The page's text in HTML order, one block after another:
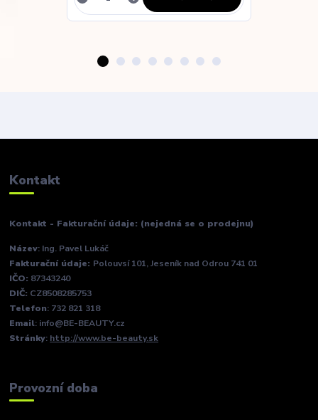
Kontakt
Kontakt - Fakturační údaje: (nejedná se o prodejnu)
Název: Ing. Pavel Lukáč
Fakturační údaje: Polouvsí 101, Jeseník nad Odrou 741 01
IČO: 87343240
DIČ: CZ8508285753
Telefon: 732 821 318
Email: info@BE-BEAUTY.cz
Stránky: http://www.be-beauty.sk
Provozní doba